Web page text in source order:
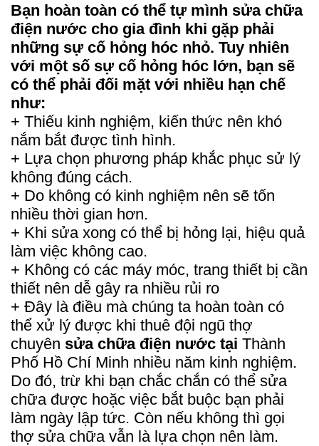
Bạn hoàn toàn có thể tự mình sửa chữa
điện nước cho gia đình khi gặp phải
những sự cố hỏng hóc nhỏ. Tuy nhiên
với một số sự cố hỏng hóc lớn, bạn sẽ
có thể phải đối mặt với nhiều hạn chế
như:
+ Thiếu kinh nghiệm, kiến thức nên khó
nắm bắt được tình hình.
+ Lựa chọn phương pháp khắc phục sử lý
không đúng cách.
+ Do không có kinh nghiệm nên sẽ tốn
nhiều thời gian hơn.
+ Khi sửa xong có thể bị hỏng lại, hiệu quả
làm việc không cao.
+ Không có các máy móc, trang thiết bị cần
thiết nên dễ gây ra nhiều rủi ro
+ Đây là điều mà chúng ta hoàn toàn có
thể xử lý được khi thuê đội ngũ thợ
chuyên sửa chữa điện nước tại Thành
Phố Hồ Chí Minh nhiều năm kinh nghiệm.
Do đó, trừ khi bạn chắc chắn có thể sửa
chữa được hoặc việc bắt buộc bạn phải
làm ngày lập tức. Còn nếu không thì gọi
thợ sửa chữa vẫn là lựa chọn nên làm.